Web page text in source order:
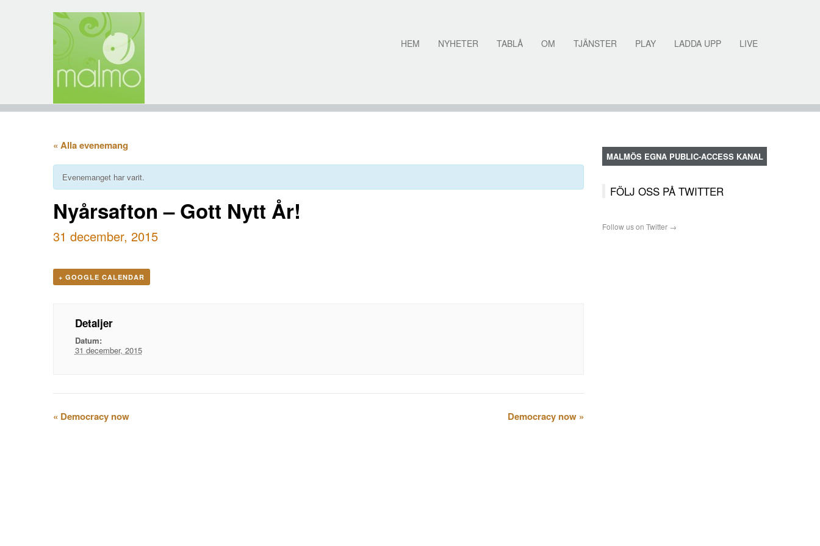
HEM NYHETER TABLÅ OM TJÄNSTER PLAY LADDA UPP LIVE
« Alla evenemang
Evenemanget har varit.
Nyårsafton – Gott Nytt År!
31 december, 2015
+ GOOGLE CALENDAR
Detaljer
Datum:
31 december, 2015
Evenemangsnavigation
« Democracy now Democracy now »
MALMÖS EGNA PUBLIC-ACCESS KANAL
FÖLJ OSS PÅ TWITTER
Follow us on Twitter →